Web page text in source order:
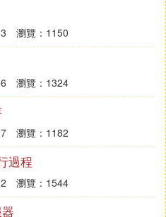
編程的門檻和學習的難
已經發展到一定的規模，
可觀。
，慢慢地成長為一個雜
台，技術和管理，這20年
從編程語言的角度，我給
用來解決過真實任務或完
、VB/VBScript、Delph
、Java、Python。
語言，由於工作關系，目
瀏覽：1150
瀏覽：1324
瀏覽：1182
過程
瀏覽：1544